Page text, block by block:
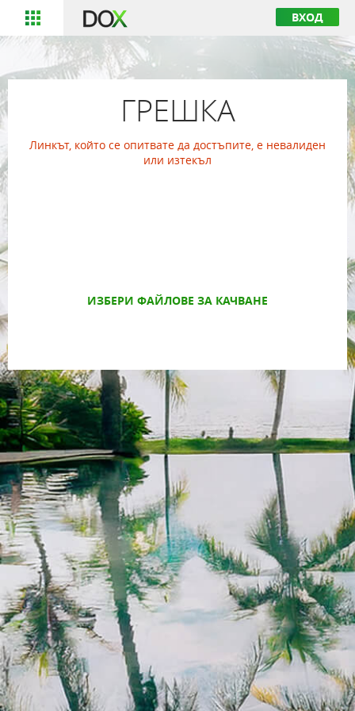
ВХОД
ГРЕШКА
Линкът, който се опитвате да достъпите, е невалиден
или изтекъл
ИЗБЕРИ ФАЙЛОВЕ ЗА КАЧВАНЕ